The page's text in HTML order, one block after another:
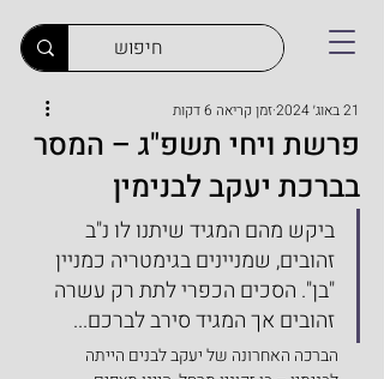
פרשת ויחי תשפ"ג – המסר
בברכת יעקב לבנימין
21 באוג׳ 2024 זמן קריאה 6 דקות
ביקש מהם המגיד שיתנו לו נ"ב
זהובים, שמניינים בגימטריה כמניין
"בן". הסכים הכפרי לתת רק עשרה
זהובים אך המגיד סירב לברכם...
הברכה האחרונה של יעקב לבנים הייתה